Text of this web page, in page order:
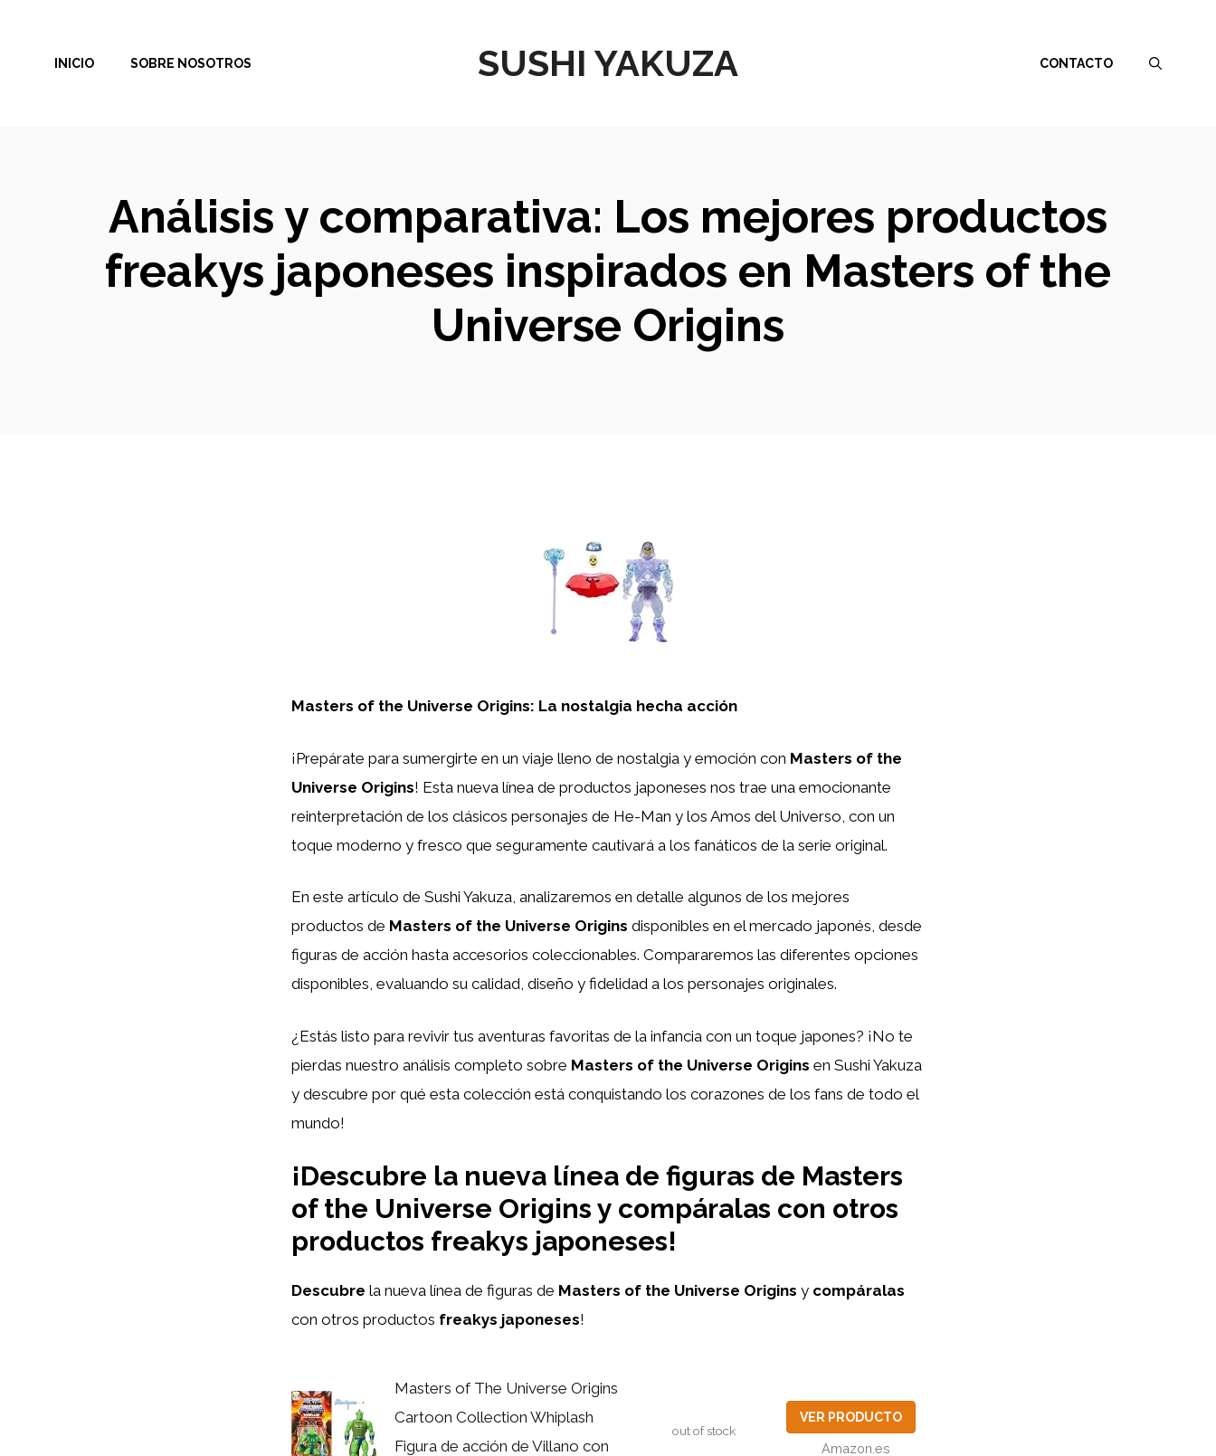
contenido
SUSHI YAKUZA
INICIO SOBRE NOSOTROS CONTACTO
Análisis y comparativa: Los mejores productos
freakys japoneses inspirados en Masters of the
Universe Origins
Masters of the Universe Origins: La nostalgia hecha acción
¡Prepárate para sumergirte en un viaje lleno de nostalgia y emoción con Masters of the
Universe Origins! Esta nueva línea de productos japoneses nos trae una emocionante
reinterpretación de los clásicos personajes de He-Man y los Amos del Universo, con un
toque moderno y fresco que seguramente cautivará a los fanáticos de la serie original.
En este artículo de Sushi Yakuza, analizaremos en detalle algunos de los mejores
productos de Masters of the Universe Origins disponibles en el mercado japonés, desde
figuras de acción hasta accesorios coleccionables. Compararemos las diferentes opciones
disponibles, evaluando su calidad, diseño y fidelidad a los personajes originales.
¿Estás listo para revivir tus aventuras favoritas de la infancia con un toque japones? ¡No te
pierdas nuestro análisis completo sobre Masters of the Universe Origins en Sushi Yakuza
y descubre por qué esta colección está conquistando los corazones de los fans de todo el
mundo!
¡Descubre la nueva línea de figuras de Masters
of the Universe Origins y compáralas con otros
productos freakys japoneses!
Descubre la nueva línea de figuras de Masters of the Universe Origins y compáralas
con otros productos freakys japoneses!
Masters of The Universe Origins
Cartoon Collection Whiplash
Figura de acción de Villano con
out of stock
VER PRODUCTO
Amazon.es